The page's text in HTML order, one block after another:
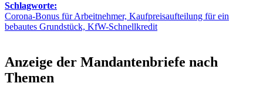
Schlagworte:
Corona-Bonus für Arbeitnehmer, Kaufpreisaufteilung für ein
bebautes Grundstück, KfW-Schnellkredit
Anzeige der Mandantenbriefe nach
Themen